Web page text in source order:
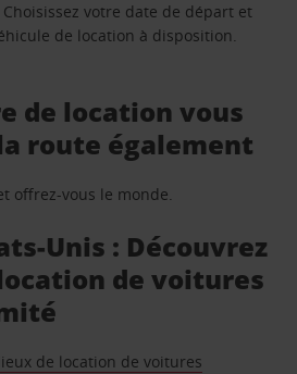
Choisissez votre date de départ et
de location à disposition.
de location vous
route également
offrez-vous le monde.
Unis : Découvrez
de voitures
de location de voitures